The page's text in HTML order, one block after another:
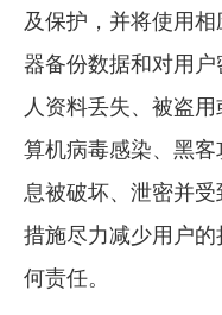
及保护，并将使用
器备份数据和对用
人资料丢失、被盗
算机病毒感染、黑
息被破坏、泄密并
措施尽力减少用户
何责任。